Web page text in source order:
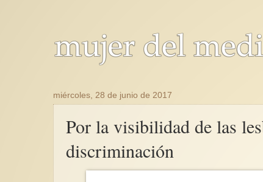
miércoles, 28 de junio de 2017
Por la visibilidad de las
discriminación